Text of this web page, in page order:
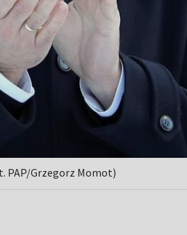
PAP/Grzegorz Momot)